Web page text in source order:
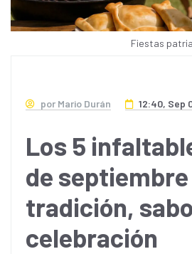
Fiestas
por Mario Durán 12:40, Sep
Los 5
de
tradición,
celebración